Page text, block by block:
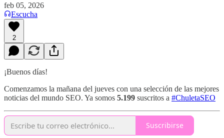
feb 05, 2026
Escucha
2
¡Buenos días!
Comenzamos la mañana del jueves con una selección de las mejores
noticias del mundo SEO. Ya somos 5.199 suscritos a #ChuletaSEO
Suscribirse